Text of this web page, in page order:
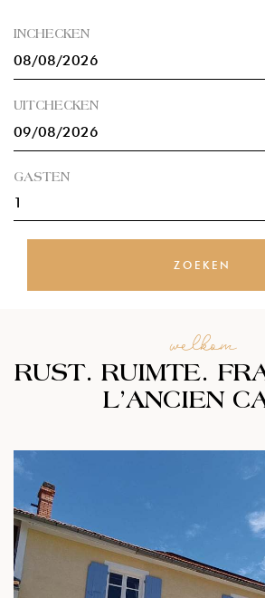
INCHECKEN
UITCHECKEN
GASTEN
1
ZOEKEN
welkom
RUST. RUIMTE.
L’ANCIEN